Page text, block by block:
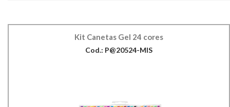
Kit Canetas Gel 24 cores
Cod.: P@20524-MIS